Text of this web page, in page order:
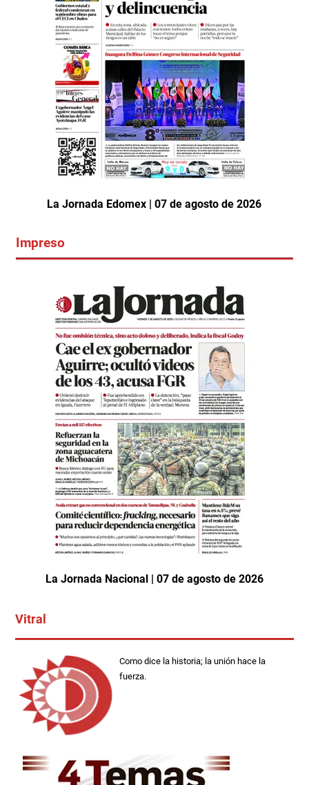
La Jornada Edomex | 07 de agosto de 2026
Impreso
La Jornada Nacional | 07 de agosto de 2026
Vitral
Como dice la historia; la unión hace la
fuerza.